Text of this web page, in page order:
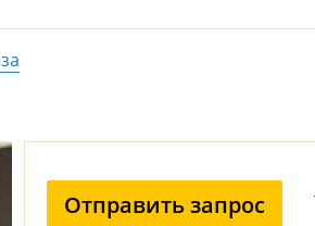
Отправить запрос